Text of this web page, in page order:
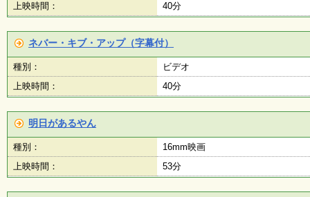
上映時間：
40分
ネバー・キブ・アップ（字幕付）
種別：
ビデオ
上映時間：
40分
明日があるやん
種別：
16mm映画
上映時間：
53分